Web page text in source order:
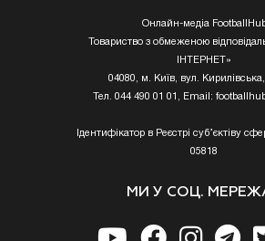
Онлайн-медіа
Товариство з обмеженою
ІНТЕРНЕТ»
04080, м. Київ, вул.
Тел. 044 490 01 01, Email:
Ідентифікатор в Реєстрі суб’єктіву
05818
МИ У СОЦ.